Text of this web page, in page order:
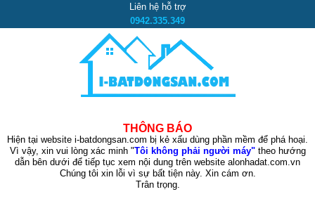
Liên hệ hỗ trợ
0942.335.349
THÔNG BÁO
Hiện tại website i-batdongsan.com bị kẻ xấu dùng phần mềm để phá hoại.
Vì vậy, xin vui lòng xác minh "Tôi không phải người máy"theo hướng
dẫn bên dưới để tiếp tục xem nội dung trên website alonhadat.com.vn
Chúng tôi xin lỗi vì sự bất tiện này. Xin cám ơn.
Trân trọng.